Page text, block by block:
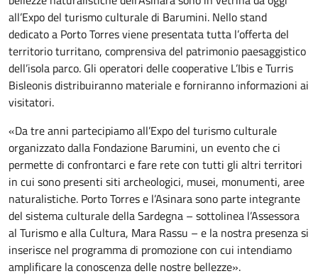
all’Expo del turismo culturale di Barumini. Nello stand
dedicato a Porto Torres viene presentata tutta l’offerta del
territorio turritano, comprensiva del patrimonio paesaggistico
dell’isola parco. Gli operatori delle cooperative L’Ibis e Turris
Bisleonis distribuiranno materiale e forniranno informazioni ai
visitatori.
«Da tre anni partecipiamo all’Expo del turismo culturale
organizzato dalla Fondazione Barumini, un evento che ci
permette di confrontarci e fare rete con tutti gli altri territori
in cui sono presenti siti archeologici, musei, monumenti, aree
naturalistiche. Porto Torres e l’Asinara sono parte integrante
del sistema culturale della Sardegna – sottolinea l’Assessora
al Turismo e alla Cultura, Mara Rassu – e la nostra presenza si
inserisce nel programma di promozione con cui intendiamo
amplificare la conoscenza delle nostre bellezze».